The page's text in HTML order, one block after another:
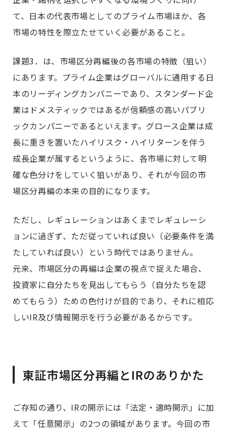
て、日本の代表市場としてのプライム市場ほか、各
市場の特性を際立たせていく必要があること。
課題3．は、市場区分再編後の各市場の特徴（狙い）
にあります。プライム企業はグローバルに通用する日
本のリーディングカンパニーであり、スタンダード企
業はドメスティックではあるが信頼感の高いパブリ
ックカンパニーであるといえます。グロース企業は成
長に重きを置いたハイリスク・ハイリターンを伴う
成長企業が属するというように、各市場に対して明
確な色分けをしていく狙いがあり、それが今回の市
場区分再編の本来の目的になります。
ただし、レギュレーションはあくまでレギュレーシ
ョンに過ぎず、ただ従っていれば良い（必要条件を満
たしていれば良い）という時代ではありません。
元来、市場区分の再編は企業の視点で捉えた場合、
投資家に自分たちを見出してもらう（自分たちを認
めてもらう）ための色付けが目的であり、それに相応
しいIR及び情報開示を行う必要があるからです。
東証市場区分再編とIRのありかた
ご存知の通り、IRの開示には「法定・適時開示」に加
えて「任意開示」の2つの領域があります。今回の市